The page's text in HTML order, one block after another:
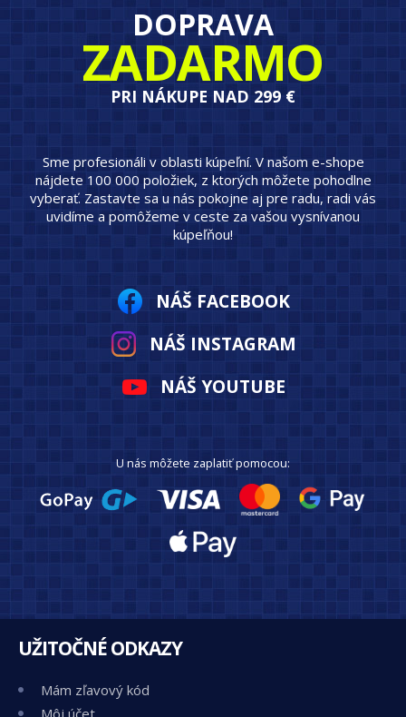
DOPRAVA
ZADARMO
PRI NÁKUPE NAD 299 €
Sme profesionáli v oblasti kúpeľní. V našom e-shope
nájdete 100 000 položiek, z ktorých môžete pohodlne
vyberať. Zastavte sa u nás pokojne aj pre radu, radi vás
uvidíme a pomôžeme v ceste za vašou vysnívanou
kúpeľňou!
NÁŠ FACEBOOK
NÁŠ INSTAGRAM
NÁŠ YOUTUBE
U nás môžete zaplatiť pomocou:
UŽITOČNÉ ODKAZY
Mám zľavový kód
Môj účet